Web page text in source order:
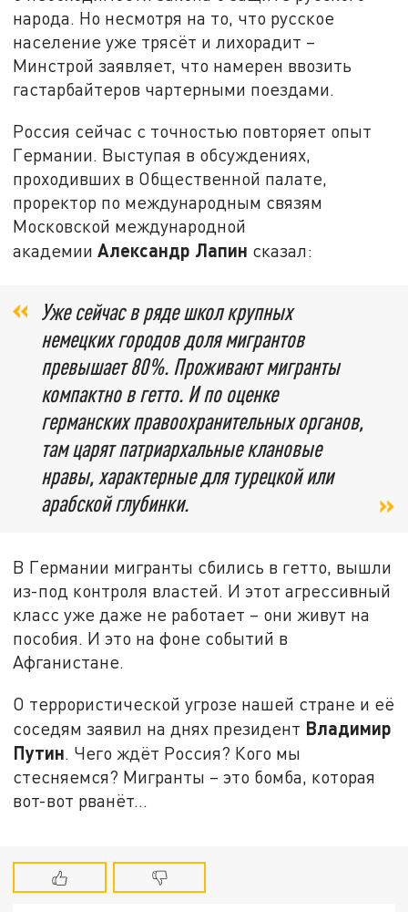
народа. Но несмотря на то, что русское
население уже трясёт и лихорадит –
Минстрой заявляет, что намерен ввозить
гастарбайтеров чартерными поездами.
Россия сейчас с точностью повторяет опыт
Германии. Выступая в обсуждениях,
проходивших в Общественной палате,
проректор по международным связям
Московской международной
академииАлександр Лапин сказал:
Уже сейчас в ряде школ крупных
немецких городов доля мигрантов
превышает 80%. Проживают мигранты
компактно в гетто. И по оценке
германских правоохранительных органов,
там царят патриархальные клановые
нравы, характерные для турецкой или
арабской глубинки.
В Германии мигранты сбились в гетто, вышли
из-под контроля властей. И этот агрессивный
класс уже даже не работает – они живут на
пособия. И это на фоне событий в
Афганистане.
О террористической угрозе нашей стране и её
соседям заявил на днях президент Владимир
Путин. Чего ждёт Россия? Кого мы
стесняемся? Мигранты – это бомба, которая
вот-вот рванёт…